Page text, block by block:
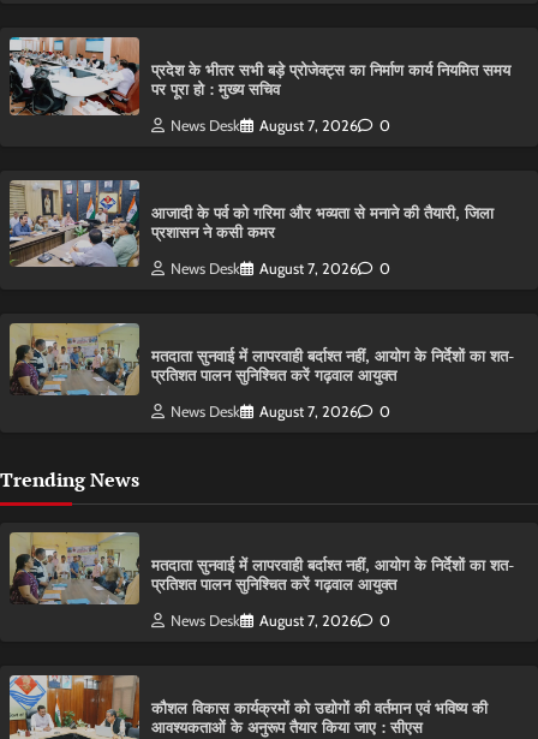
प्रदेश के भीतर सभी बड़े प्रोजेक्ट्स का निर्माण कार्य नियमित समय
पर पूरा हो : मुख्य सचिव
News Desk August 7, 2026 0
आजादी के पर्व को गरिमा और भव्यता से मनाने की तैयारी, जिला
प्रशासन ने कसी कमर
News Desk August 7, 2026 0
मतदाता सुनवाई में लापरवाही बर्दाश्त नहीं, आयोग के निर्देशों का शत-
प्रतिशत पालन सुनिश्चित करें गढ़वाल आयुक्त
News Desk August 7, 2026 0
Trending News
मतदाता सुनवाई में लापरवाही बर्दाश्त नहीं, आयोग के निर्देशों का शत-
प्रतिशत पालन सुनिश्चित करें गढ़वाल आयुक्त
News Desk August 7, 2026 0
कौशल विकास कार्यक्रमों को उद्योगों की वर्तमान एवं भविष्य की
आवश्यकताओं के अनुरूप तैयार किया जाए : सीएस